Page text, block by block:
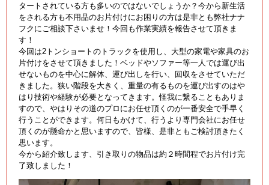
タートされている方も多いのではないでしょうか？今から新生活
をされる方も不用品のお片付けにお困りの方は是非とも弊社ナナ
フクにご相談下さいませ！今回も作業実績を報告させて頂きま
す！
今回は2トンショートのトラックを使用し、大型の家電や家具のお
片付けをさせて頂きました！ベッドやソファー等一人では運び出
せないものを中心に解体、運び出しを行い、回収をさせていただ
きました。狭い階段を大きく、重量の有るものを運び出すのはや
はり技術や経験が必要となってきます。怪我に繋ることもありま
すので、やはりその道のプロにお任せ頂くのが一番安全で手早く
行うことができます。何日もかけて、行うより専門会社にお任せ
頂くのが懸命かと思いますので、皆様、是非ともご検討頂きたく
思います。
今から紹介致します、引き取りの物品は約２時間程でお片付け完
了致しました！